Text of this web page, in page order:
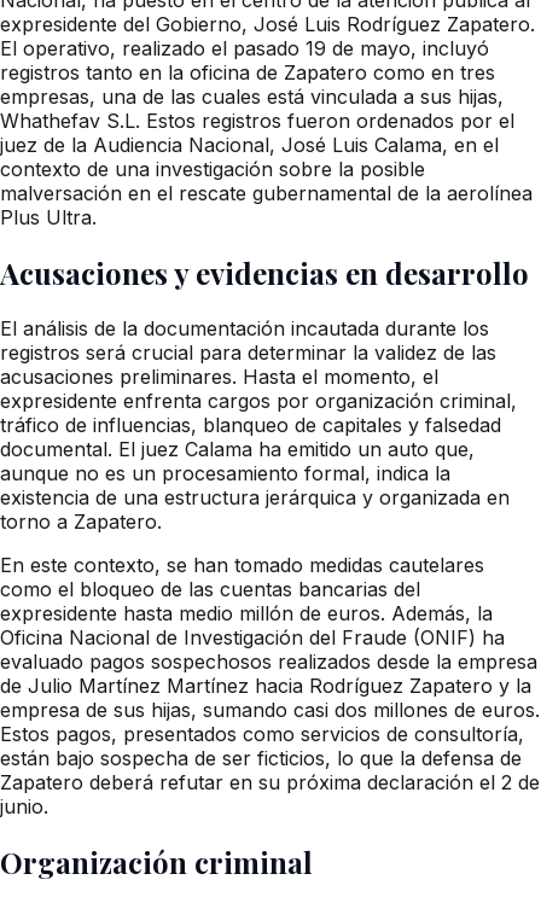
expresidente del Gobierno, José Luis Rodríguez Zapatero.
El operativo, realizado el pasado 19 de mayo, incluyó
registros tanto en la oficina de Zapatero como en tres
empresas, una de las cuales está vinculada a sus hijas,
Whathefav S.L. Estos registros fueron ordenados por el
juez de la Audiencia Nacional, José Luis Calama, en el
contexto de una investigación sobre la posible
malversación en el rescate gubernamental de la aerolínea
Plus Ultra.
Acusaciones y evidencias en desarrollo
El análisis de la documentación incautada durante los
registros será crucial para determinar la validez de las
acusaciones preliminares. Hasta el momento, el
expresidente enfrenta cargos por organización criminal,
tráfico de influencias, blanqueo de capitales y falsedad
documental. El juez Calama ha emitido un auto que,
aunque no es un procesamiento formal, indica la
existencia de una estructura jerárquica y organizada en
torno a Zapatero.
En este contexto, se han tomado medidas cautelares
como el bloqueo de las cuentas bancarias del
expresidente hasta medio millón de euros. Además, la
Oficina Nacional de Investigación del Fraude (ONIF) ha
evaluado pagos sospechosos realizados desde la empresa
de Julio Martínez Martínez hacia Rodríguez Zapatero y la
empresa de sus hijas, sumando casi dos millones de euros.
Estos pagos, presentados como servicios de consultoría,
están bajo sospecha de ser ficticios, lo que la defensa de
Zapatero deberá refutar en su próxima declaración el 2 de
junio.
Organización criminal